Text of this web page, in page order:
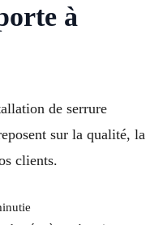
à
de serrure
sur la qualité, la
clients.